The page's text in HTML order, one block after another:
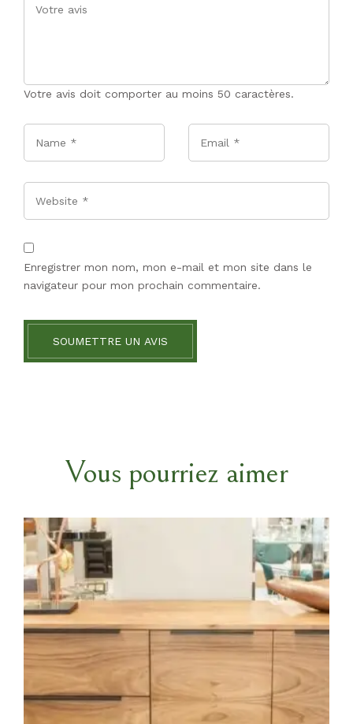
Votre avis doit comporter au moins 50 caractères.
Enregistrer mon nom, mon e-mail et mon site dans le
navigateur pour mon prochain commentaire.
SOUMETTRE UN AVIS
Vous pourriez aimer